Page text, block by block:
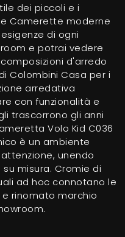
dei piccoli e i
Camerette moderne
di ogni
e potrai vedere
d'arredo
Colombini Casa per i
arredativa
con funzionalità e
trascorrono gli anni
Volo Kid C036
è un ambiente
unendo
misura. Cromie di
ad hoc connotano le
rinomato marchio